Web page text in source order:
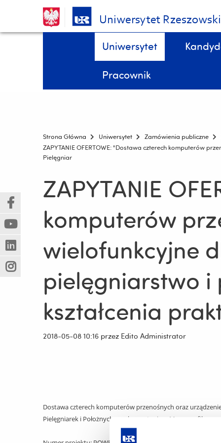
Uniwersytet Rzeszowski
Menu - górna belka
Pomiń
treści
Uniwersytet
Pracownik
(Nowe
okno)
(Link
do
innej
strony)
(Nowe
okno)
(Link
do
innej
strony)
(Nowe
okno)
(Link
do
innej
(Nowe
(Link
Strona Główna Uniwersytet Zamówienia publiczne
ZAPYTANIE OFERTOWE: "Dostawa czterech komputerów
Pielęgniar
ZAPYTANIE
komputerów
wielofunkcyjne
pielęgniarstwo i
kształcenia
2018-05-08 10:16 przez Edito Administrator
Dostawa czterech komputerów przenośnych oraz
Pielęgniarek i Położnych z wykorzystaniem